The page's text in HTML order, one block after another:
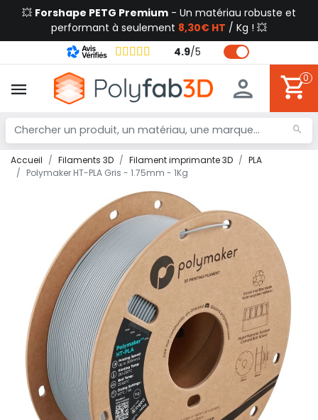
💥 Forshape PETG Premium - Un matériau robuste et
performant à seulement 8,30€ HT / Kg ! 💥
4.9/5
0
Accueil Filaments 3D Filament imprimante 3D
PLA
Polymaker HT-PLA Gris - 1.75mm - 1Kg